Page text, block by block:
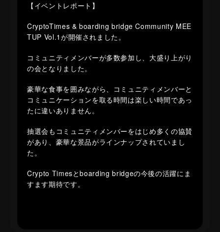
【イベントレポート】
CryptoTimes & boarding bridge Community MEE
TUP Vol.1が開催されました。
コミュニティメンバーが多数参加し、大盛り上がり
の会となりました。
豪華な食事を囲みながら、コミュニティメンバーと
コミュニケーションを取る時間は楽しい時間であっ
たに違いありません。
抽選会もコミュニティメンバーをはじめ多くの協賛
があり、豪華な景品がラインナップされていまし
た。
Crypto Timesとboarding bridgeの今後の活躍にま
すます期待です。